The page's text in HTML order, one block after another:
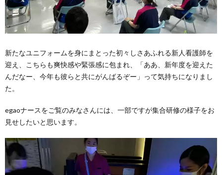
新たなユニフォームを身にまとった初々しさあふれる新人看護師を
迎え、こちらも爽快感や緊張感に包まれ、「ああ、新年度を迎えた
んだなー、今年も彼らと共にがんばるぞー」って気持ちになりまし
た。
egaoナースをご覧のみなさんには、一部ですが集合研修の様子をお
見せしたいと思います。